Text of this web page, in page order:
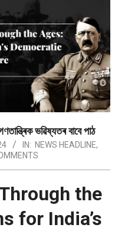
ভৱিষ্যতৰ বাবে পাঠ
IN: NEWS HEADLINE,
the
for India’s